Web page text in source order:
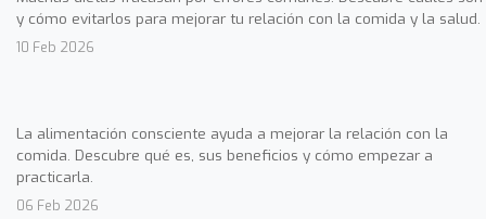
y cómo evitarlos para mejorar tu relación con la comida y la salud.
10 Feb 2026
La alimentación consciente ayuda a mejorar la relación con la
comida. Descubre qué es, sus beneficios y cómo empezar a
practicarla.
06 Feb 2026